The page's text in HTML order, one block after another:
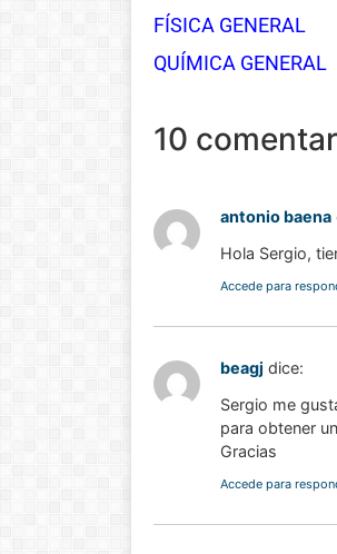
FÍSICA GENERAL
QUÍMICA GENERAL
10
antonio baena
Hola Sergio,
Accede para
beagj dice:
Sergio me
para obtener
Gracias
Accede para